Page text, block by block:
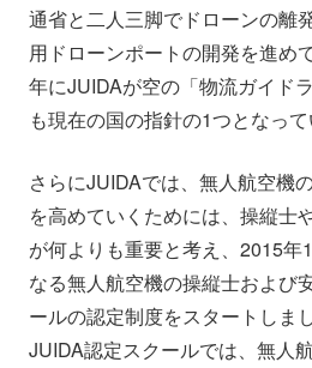
通省と二人三脚でドローンの離
用ドローンポートの開発を進め
年にJUIDAが空の「物流ガイド
も現在の国の指針の1つとなって
さらにJUIDAでは、無人航空機
を高めていくためには、操縦士
が何よりも重要と考え、2015年
なる無人航空機の操縦士および
ールの認定制度をスタートしま
JUIDA認定スクールでは、無人